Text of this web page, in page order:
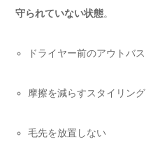
守られていない状態。
ドライヤー前のアウトバス
摩擦を減らすスタイリング
毛先を放置しない